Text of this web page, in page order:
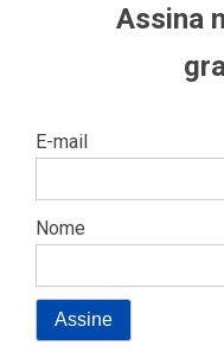
Assina
E-mail
Nome